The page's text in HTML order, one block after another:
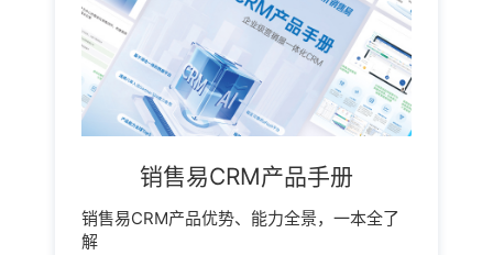
销售易CRM产品手册
销售易CRM产品优势、能力全景，一本全了
解